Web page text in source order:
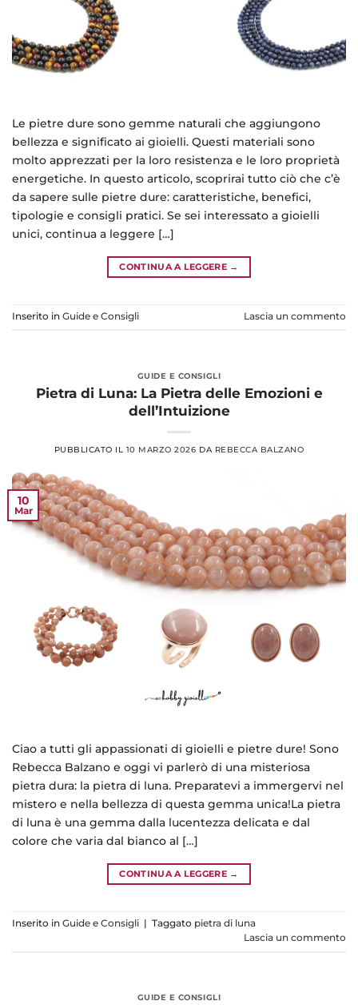
Le pietre dure sono gemme naturali che aggiungono
bellezza e significato ai gioielli. Questi materiali sono
molto apprezzati per la loro resistenza e le loro proprietà
energetiche. In questo articolo, scoprirai tutto ciò che c’è
da sapere sulle pietre dure: caratteristiche, benefici,
tipologie e consigli pratici. Se sei interessato a gioielli
unici, continua a leggere […]
CONTINUA A LEGGERE →
Inserito in Guide e Consigli Lascia un commento
GUIDE E CONSIGLI
Pietra di Luna: La Pietra delle Emozioni e
dell’Intuizione
PUBBLICATO IL 10 MARZO 2026 DA REBECCA BALZANO
10
Mar
Ciao a tutti gli appassionati di gioielli e pietre dure! Sono
Rebecca Balzano e oggi vi parlerò di una misteriosa
pietra dura: la pietra di luna. Preparatevi a immergervi nel
mistero e nella bellezza di questa gemma unica!La pietra
di luna è una gemma dalla lucentezza delicata e dal
colore che varia dal bianco al […]
CONTINUA A LEGGERE →
Inserito in Guide e Consigli Taggato pietra di luna
Lascia un commento
GUIDE E CONSIGLI